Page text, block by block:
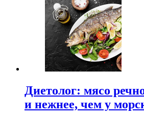
Диетолог: мясо
и нежнее, чем у